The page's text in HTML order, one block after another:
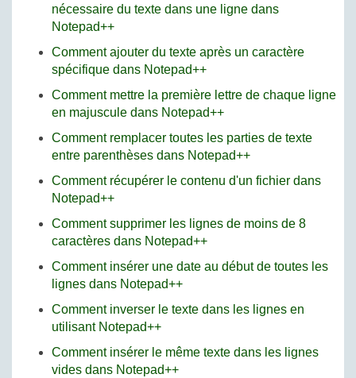
nécessaire du texte dans une ligne dans
Notepad++
Comment ajouter du texte après un caractère
spécifique dans Notepad++
Comment mettre la première lettre de chaque ligne
en majuscule dans Notepad++
Comment remplacer toutes les parties de texte
entre parenthèses dans Notepad++
Comment récupérer le contenu d'un fichier dans
Notepad++
Comment supprimer les lignes de moins de 8
caractères dans Notepad++
Comment insérer une date au début de toutes les
lignes dans Notepad++
Comment inverser le texte dans les lignes en
utilisant Notepad++
Comment insérer le même texte dans les lignes
vides dans Notepad++